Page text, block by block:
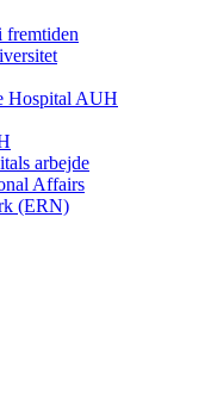
fremtiden
Hospital AUH
arbejde
Affairs
(ERN)